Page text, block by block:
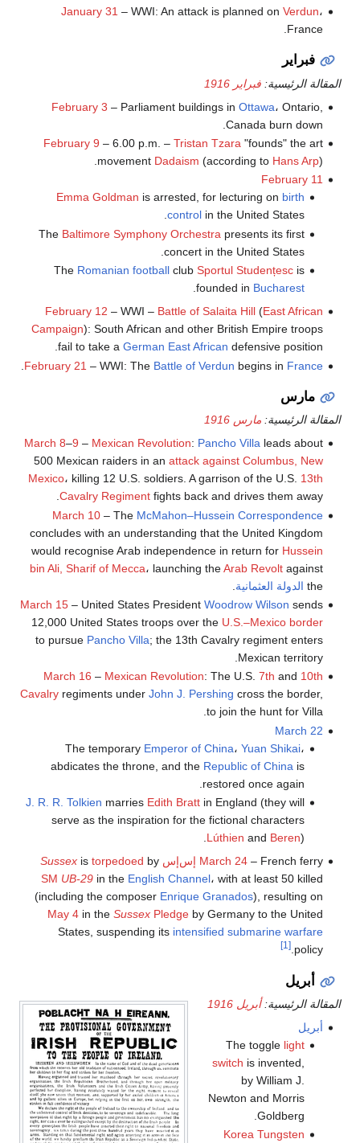
January 31 – WWI: An attack is planned on Verdun،
France.
فبراير
المقالة الرئيسية: فبراير 1916
February 3 – Parliament buildings in Ottawa، Ontario,
Canada burn down.
February 9 – 6.00 p.m. – Tristan Tzara "founds" the art
movement Dadaism (according to Hans Arp).
February 11
Emma Goldman is arrested, for lecturing on birth
control in the United States.
The Baltimore Symphony Orchestra presents its first
concert in the United States.
The Romanian football clubSportul Studențesc is
founded in Bucharest
.
February 12 – WWI – Battle of Salaita Hill(East African
Campaign): South African and other British Empire troops
fail to take a German East African defensive position.
February 21 – WWI: The Battle of Verdun begins in France
مارس
المقالة الرئيسية: مارس 1916
March 8–9 – Mexican Revolution: Pancho Villaleads about
500 Mexican raiders in an attack against Columbus, New
Mexico، killing 12 U.S. soldiers. A garrison of the U.S. 13th
Cavalry Regimentfights back and drives them away.
March 10– The McMahon–Hussein Correspondence
concludes with an understanding that the United Kingdom
would recognise Arab independence in return for Hussein
bin Ali, Sharif of Mecca، launching theArab Revoltagainst
the الدولة العثمانية
March 15– United States President Woodrow Wilson sends
12,000 United States troops over the U.S.–Mexico border
to pursue Pancho Villa; the 13th Cavalry regiment enters
Mexican territory.
March 16 – Mexican Revolution: The U.S. 7th and 10th
Cavalryregiments under John J. Pershing cross the border,
to join the hunt for Villa.
March 22
The temporary Emperor of China،Yuan Shikai،
abdicates the throne, and the Republic of China is
restored once again.
J. R. R. Tolkien marries Edith Bratt in England (they will
serve as the inspiration for the fictional characters
Lúthien and Beren).
March 24– French ferry إس‌إس Sussexis torpedoed by
SM UB-29in the English Channel، with at least 50 killed
(including the composer Enrique Granados), resulting on
May 4in the SussexPledgeby Germany to the United
States, suspending its intensified submarine warfare
policy.
[1]
أبريل
المقالة الرئيسية:أبريل 1916
أبريل
The toggle light
switch is invented,
by William J.
Newton and Morris
Goldberg.
Korea Tungsten